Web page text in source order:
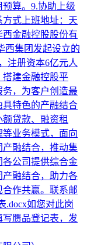
算。9.协助上级
式上班地址：天
金融控股股份有
西集团发起设立的
注册资本6亿元人
搭建金融控股平
，为客户创造最
特色的产融结合
贷款、融资租
业务模式，面向
融结合，推动集
各公司提供综合金
融结合，助力各
作共赢。联系邮
.docx如您对此岗
赝品登记表，发